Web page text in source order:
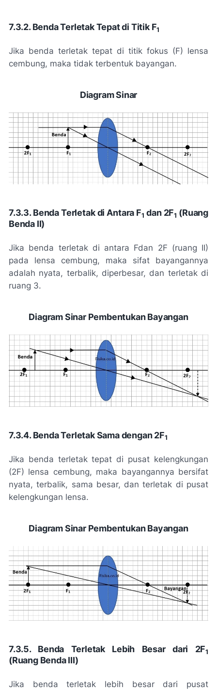
7.3.2. Benda Terletak Tepat di Titik F1
Jika benda terletak tepat di titik fokus (F) lensa
cembung, maka tidak terbentuk bayangan.
Diagram Sinar
7.3.3. Benda Terletak di Antara F1 dan 2F1 (Ruang
Benda II)
Jika benda terletak di antara Fdan 2F (ruang II)
pada lensa cembung, maka sifat bayangannya
adalah nyata, terbalik, diperbesar, dan terletak di
ruang 3.
Diagram Sinar Pembentukan Bayangan
7.3.4. Benda Terletak Sama dengan 2F1
Jika benda terletak tepat di pusat kelengkungan
(2F) lensa cembung, maka bayangannya bersifat
nyata, terbalik, sama besar, dan terletak di pusat
kelengkungan lensa.
Diagram Sinar Pembentukan Bayangan
7.3.5. Benda Terletak Lebih Besar dari 2F1
(Ruang Benda III)
Jika benda terletak lebih besar dari pusat